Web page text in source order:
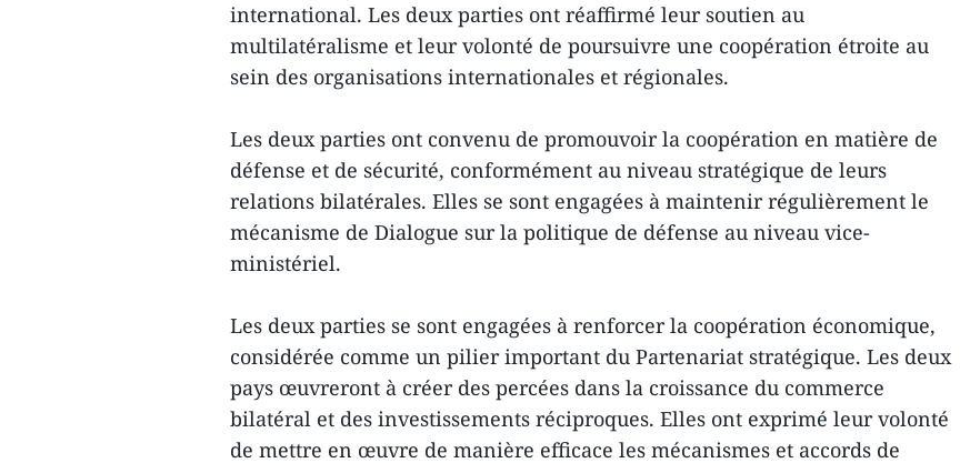
international. Les deux parties ont réaffirmé leur soutien au
multilatéralisme et leur volonté de poursuivre une coopération étroite au
sein des organisations internationales et régionales.
Les deux parties ont convenu de promouvoir la coopération en matière de
défense et de sécurité, conformément au niveau stratégique de leurs
relations bilatérales. Elles se sont engagées à maintenir régulièrement le
mécanisme de Dialogue sur la politique de défense au niveau vice-
ministériel.
Les deux parties se sont engagées à renforcer la coopération économique,
considérée comme un pilier important du Partenariat stratégique. Les deux
pays œuvreront à créer des percées dans la croissance du commerce
bilatéral et des investissements réciproques. Elles ont exprimé leur volonté
de mettre en œuvre de manière efficace les mécanismes et accords de